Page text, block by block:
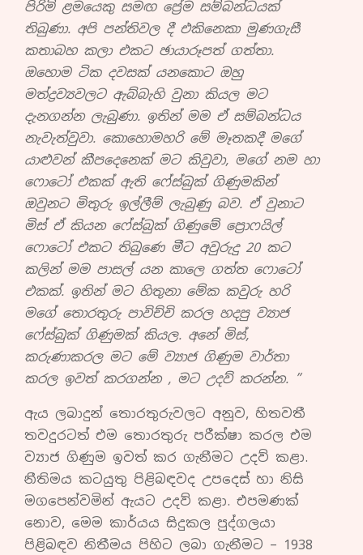
පිරිමි ළමයෙකු සමඟ ප්‍රේම සම්බන්ධයක්
තිබුණා. අපි පන්තිවල දී එකිනෙකා මුණගැසී
කතාබහ කලා එකට ඡායාරූපත් ගත්තා.
ඔහොම ටික දවසක් යනකොට ඔහු
මත්ද්‍රව්‍යවලට ඇබ්බැහි වුනා කියල මට
දැනගන්න ලැබුණා. ඉතින් මම ඒ සම්බන්ධය
නැවැත්වුවා. කොහොමහරි මේ මෑතකදී මගේ
යාළුවන් කීපදෙනෙක් මට කිවුවා, මගේ නම හා
ෆොටෝ එකක් ඇති ෆේස්බුක් ගිණුමකින්
ඔවුනට මිතුරු ඉල්ලීම් ලැබුණු බව. ඒ වුනාට
මිස් ඒ කියන ෆේස්බුක් ගිණුමේ ප්‍රොෆයිල්
ෆොටෝ එකට තිබුණෙ මීට අවුරුදු 20 කට
කලින් මම පාසල් යන කාලෙ ගත්ත ෆොටෝ
එකක්. ඉතින් මට හිතුනා මේක කවුරු හරි
මගේ තොරතුරු පාවිච්චි කරල හදපු ව්‍යාජ
ෆේස්බුක් ගිණුමක් කියල. අනේ මිස්,
කරුණාකරල මට මේ ව්‍යාජ ගිණුම වාර්තා
කරල ඉවත් කරගන්න , මට උදව් කරන්න. ”
ඇය ලබාදුන් තොරතුරුවලට අනුව, හිතවතී
තවදුරටත් එම තොරතුරු පරීක්ෂා කරල එම
ව්‍යාජ ගිණුම ඉවත් කර ගැනීමට උදව් කළා.
නීතිමය කටයුතු පිළිබඳවද උපදෙස් හා නිසි
මගපෙන්වමින් ඇයට උදව් කළා. එපමණක්
නොව, මෙම කාර්යය සිදුකල පුද්ගලයා
පිළිබඳව නිතීමය පිහිට ලබා ගැනීමට – 1938